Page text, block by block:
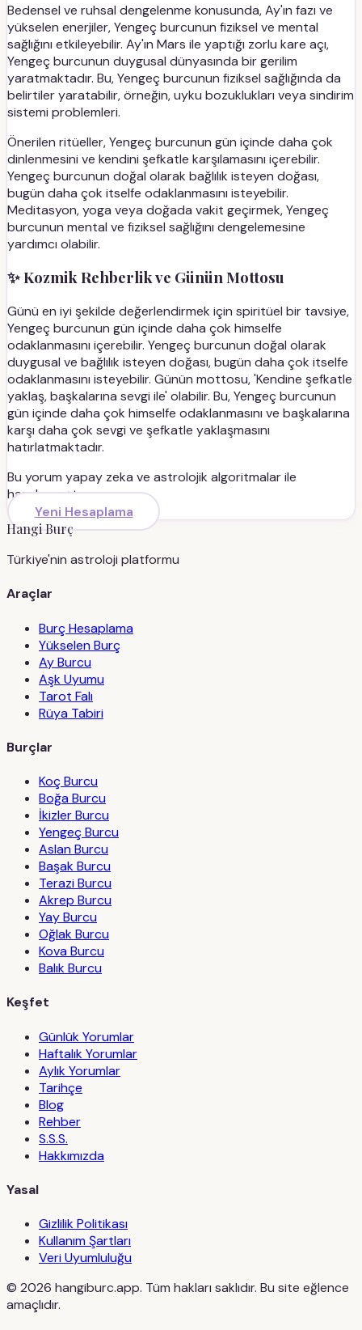
Bedensel ve ruhsal dengelenme konusunda, Ay'ın fazı ve
yükselen enerjiler, Yengeç burcunun fiziksel ve mental
sağlığını etkileyebilir. Ay'ın Mars ile yaptığı zorlu kare açı,
Yengeç burcunun duygusal dünyasında bir gerilim
yaratmaktadır. Bu, Yengeç burcunun fiziksel sağlığında da
belirtiler yaratabilir, örneğin, uyku bozuklukları veya sindirim
sistemi problemleri.
Önerilen ritüeller, Yengeç burcunun gün içinde daha çok
dinlenmesini ve kendini şefkatle karşılamasını içerebilir.
Yengeç burcunun doğal olarak bağlılık isteyen doğası,
bugün daha çok itselfe odaklanmasını isteyebilir.
Meditasyon, yoga veya doğada vakit geçirmek, Yengeç
burcunun mental ve fiziksel sağlığını dengelemesine
yardımcı olabilir.
✨ Kozmik Rehberlik ve Günün Mottosu
Günü en iyi şekilde değerlendirmek için spiritüel bir tavsiye,
Yengeç burcunun gün içinde daha çok himselfe
odaklanmasını içerebilir. Yengeç burcunun doğal olarak
duygusal ve bağlılık isteyen doğası, bugün daha çok itselfe
odaklanmasını isteyebilir. Günün mottosu, 'Kendine şefkatle
yaklaş, başkalarına sevgi ile' olabilir. Bu, Yengeç burcunun
gün içinde daha çok himselfe odaklanmasını ve başkalarına
karşı daha çok sevgi ve şefkatle yaklaşmasını
hatırlatmaktadır.
Bu yorum yapay zeka ve astrolojik algoritmalar ile
hazırlanmıştır.
Yeni Hesaplama
Hangi Burç
Türkiye'nin astroloji platformu
Araçlar
Burç Hesaplama
Yükselen Burç
Ay Burcu
Aşk Uyumu
Tarot Falı
Rüya Tabiri
Burçlar
Koç Burcu
Boğa Burcu
İkizler Burcu
Yengeç Burcu
Aslan Burcu
Başak Burcu
Terazi Burcu
Akrep Burcu
Yay Burcu
Oğlak Burcu
Kova Burcu
Balık Burcu
Keşfet
Günlük Yorumlar
Haftalık Yorumlar
Aylık Yorumlar
Tarihçe
Blog
Rehber
S.S.S.
Hakkımızda
Yasal
Gizlilik Politikası
Kullanım Şartları
Veri Uyumluluğu
© 2026 hangiburc.app. Tüm hakları saklıdır. Bu site eğlence
amaçlıdır.